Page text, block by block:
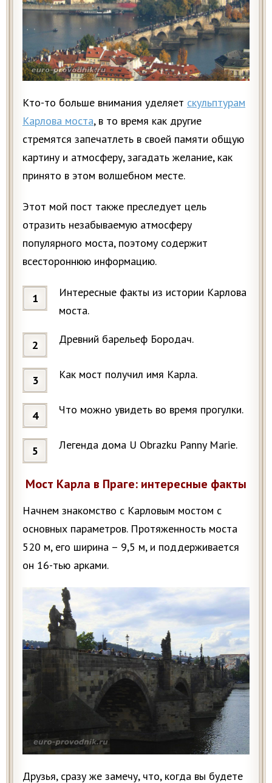
Кто-то больше внимания уделяет скульптурам
Карлова моста, в то время как другие
стремятся запечатлеть в своей памяти общую
картину и атмосферу, загадать желание, как
принято в этом волшебном месте.
Этот мой пост также преследует цель
отразить незабываемую атмосферу
популярного моста, поэтому содержит
всестороннюю информацию.
Интересные факты из истории Карлова
моста.
Древний барельеф Бородач.
Как мост получил имя Карла.
Что можно увидеть во время прогулки.
Легенда дома U Obrazku Panny Marie.
Мост Карла в Праге: интересные факты
Начнем знакомство с Карловым мостом с
основных параметров. Протяженность моста
520 м, его ширина – 9,5 м, и поддерживается
он 16-тью арками.
Друзья, сразу же замечу, что, когда вы будете